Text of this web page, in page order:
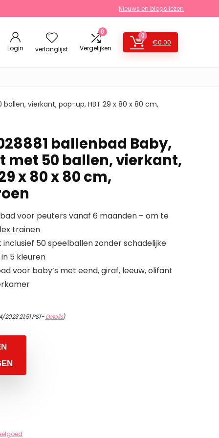
Nieuws en blogs lezen
Login verlanglijst
0
Vergelijken
0
€0.00
vierkant, pop-up, HBT 29 x 80 x 80 cm,
ballenbad Baby,
met 50 ballen, vierkant,
x 80 x 80 cm,
voor peuters vanaf 6 maanden – om te
trainen
50 speelballen zonder schadelijke
5 kleuren
voor baby’s met eend, giraf, leeuw, olifant
21:51 PST-Details)